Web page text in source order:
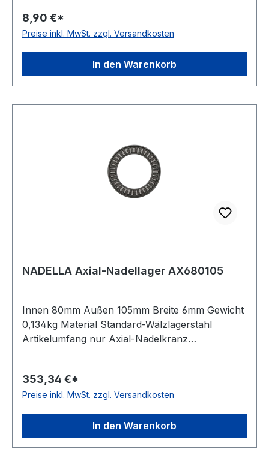
8,90 €*
Preise inkl. MwSt. zzgl. Versandkosten
In den Warenkorb
NADELLA Axial-Nadellager AX680105
Innen 80mm Außen 105mm Breite 6mm Gewicht
0,134kg Material Standard-Wälzlagerstahl
Artikelumfang nur Axial-Nadelkranz
°C
353,34 €*
Preise inkl. MwSt. zzgl. Versandkosten
In den Warenkorb